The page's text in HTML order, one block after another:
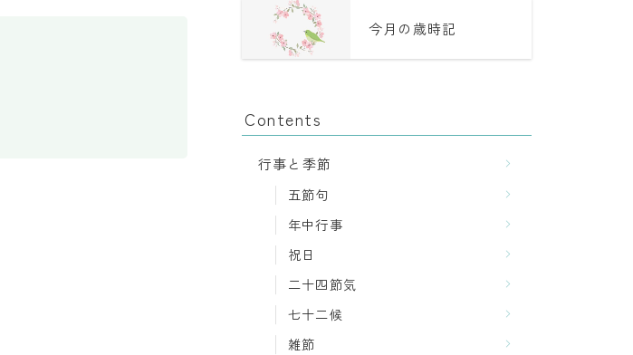
誕生シンボル 今月の歳時記
Contents
行事と季節
五節句
年中行事
祝日
二十四節気
七十二候
雑節